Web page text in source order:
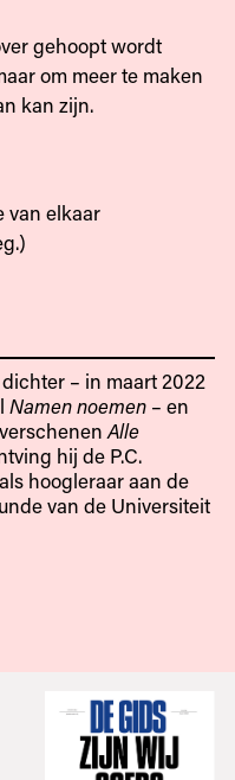
gehoopt wordt
om meer te maken
kan zijn.
van elkaar
– in maart 2022
Namen noemen– en
Alle
hij de P.C.
hoogleraar aan de
van de Universiteit